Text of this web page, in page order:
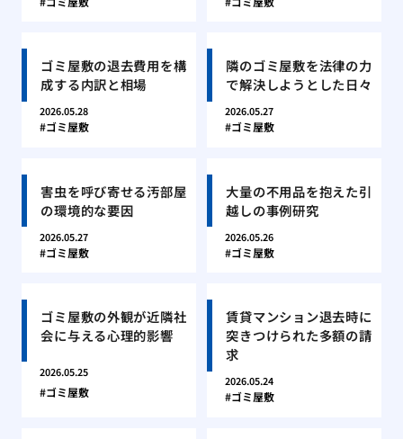
ゴミ屋敷の退去費用を構
成する内訳と相場
2026.05.28
ゴミ屋敷
隣のゴミ屋敷を法律の力
で解決しようとした日々
2026.05.27
ゴミ屋敷
害虫を呼び寄せる汚部屋
の環境的な要因
2026.05.27
ゴミ屋敷
大量の不用品を抱えた引
越しの事例研究
2026.05.26
ゴミ屋敷
ゴミ屋敷の外観が近隣社
会に与える心理的影響
2026.05.25
ゴミ屋敷
賃貸マンション退去時に
突きつけられた多額の請
求
2026.05.24
ゴミ屋敷